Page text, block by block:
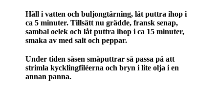
Häll i vatten och buljongtärning, låt puttra ihop i
ca 5 minuter. Tillsätt nu grädde, fransk senap,
sambal oelek och låt puttra ihop i ca 15 minuter,
smaka av med salt och peppar.
Under tiden såsen småputtrar så passa på att
strimla kycklingfiléerna och bryn i lite olja i en
annan panna.